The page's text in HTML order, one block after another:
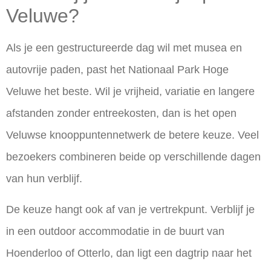
Veluwe?
Als je een gestructureerde dag wil met musea en
autovrije paden, past het Nationaal Park Hoge
Veluwe het beste. Wil je vrijheid, variatie en langere
afstanden zonder entreekosten, dan is het open
Veluwse knooppuntennetwerk de betere keuze. Veel
bezoekers combineren beide op verschillende dagen
van hun verblijf.
De keuze hangt ook af van je vertrekpunt. Verblijf je
in een outdoor accommodatie in de buurt van
Hoenderloo of Otterlo, dan ligt een dagtrip naar het